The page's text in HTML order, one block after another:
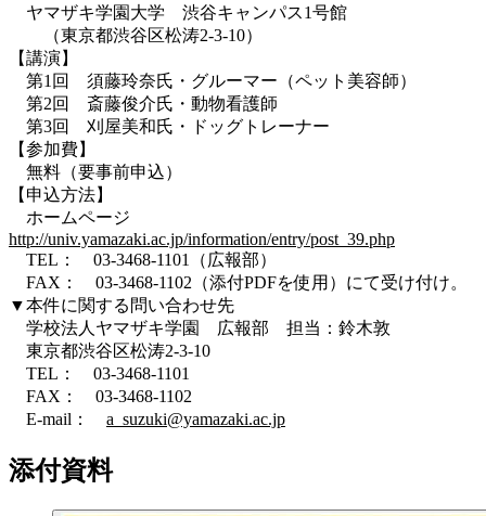
ヤマザキ学園大学 渋谷キャンパス1号館
（東京都渋谷区松涛2-3-10）
【講演】
第1回 須藤玲奈氏・グルーマー（ペット美容師）
第2回 斎藤俊介氏・動物看護師
第3回 刈屋美和氏・ドッグトレーナー
【参加費】
無料（要事前申込）
【申込方法】
ホームページ
http://univ.yamazaki.ac.jp/information/entry/post_39.php
TEL： 03-3468-1101（広報部）
FAX： 03-3468-1102（添付PDFを使用）にて受け付け。
▼本件に関する問い合わせ先
学校法人ヤマザキ学園 広報部 担当：鈴木敦
東京都渋谷区松涛2-3-10
TEL： 03-3468-1101
FAX： 03-3468-1102
E-mail： a_suzuki@yamazaki.ac.jp
添付資料